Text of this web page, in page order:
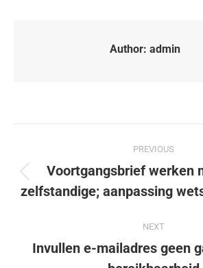
Author: admin
PREVIOUS
Voortgangsbrief werken
zelfstandige; aanpassing
NEXT
Invullen e-mailadres geen